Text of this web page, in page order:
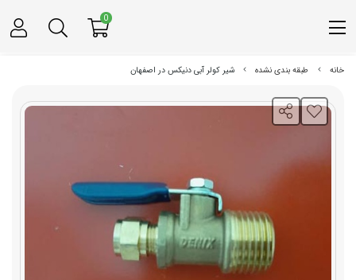
خانه طبقه بندی نشده شیر کولر آبی دنیکس در اصفهان
0